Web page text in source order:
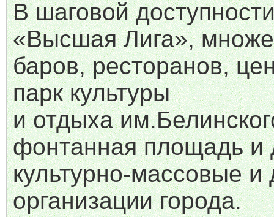
В шаговой
«Высшая Лига»,
баров, ресторанов,
парк культуры
и отдыха
фонтанная площадь и
культурно-массовые
организации города.